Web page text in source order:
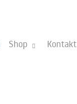
Shop Kontakt